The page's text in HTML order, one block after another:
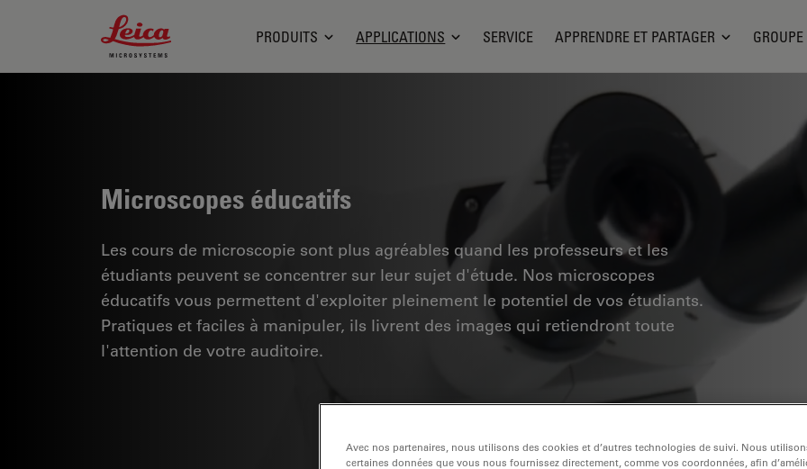
Leica Microsystems Logo
PRODUITS APPLICATIONS SERVICE APPRENDRE ET PARTAGER GROUPE
Microscopes éducatifs
Les cours de microscopie sont plus agréables quand les professeurs et les
étudiants peuvent se concentrer sur leur sujet d'étude. Nos microscopes
éducatifs vous permettent d'exploiter pleinement le potentiel de vos étudiants.
Pratiques et faciles à manipuler, ils livrent des images qui retiendront toute
l'attention de votre auditoire.
Avec nos partenaires, nous utilisons des cookies et d’autres technologies de suivi. Nous
certaines données que vous nous fournissez directement, comme vos coordonnées, afin